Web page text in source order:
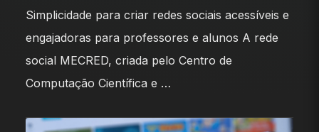
Simplicidade para criar redes sociais acessíveis e
engajadoras para professores e alunos A rede
social MECRED, criada pelo Centro de
Computação Científica e …